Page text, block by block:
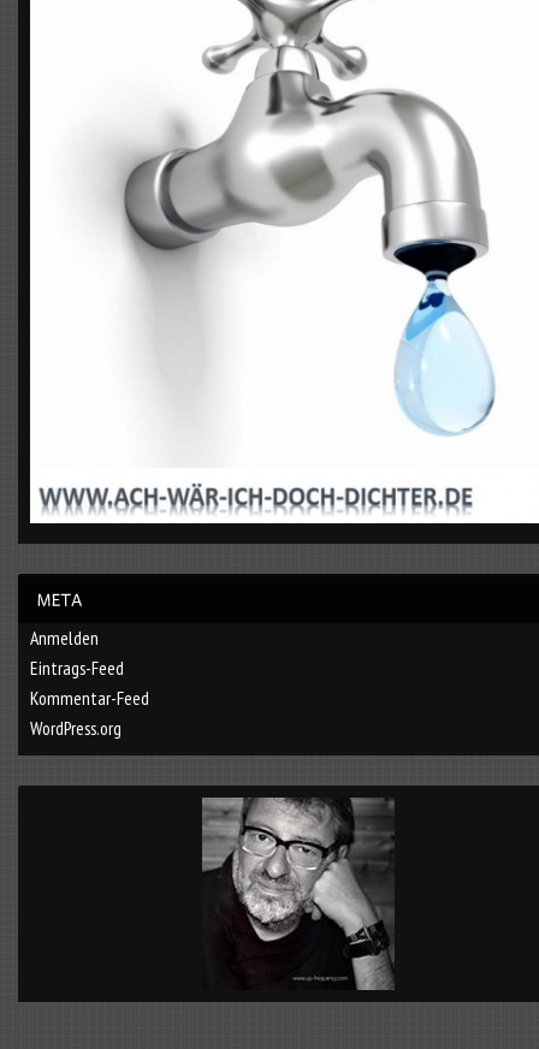
Anmelden
Eintrags-Feed
Kommentar-Feed
WordPress.org